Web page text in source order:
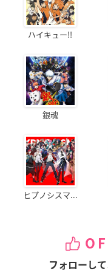
ハイキュー!!
銀魂
ヒプノシスマ...
フォローし